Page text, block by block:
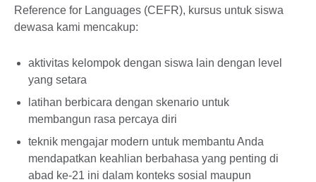
Reference for Languages (CEFR), kursus untuk siswa
dewasa kami mencakup:
aktivitas kelompok dengan siswa lain dengan level
yang setara
latihan berbicara dengan skenario untuk
membangun rasa percaya diri
teknik mengajar modern untuk membantu Anda
mendapatkan keahlian berbahasa yang penting di
abad ke-21 ini dalam konteks sosial maupun